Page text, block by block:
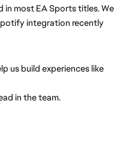
in most EA Sports titles. We
integration recently
us build experiences like
in the team.